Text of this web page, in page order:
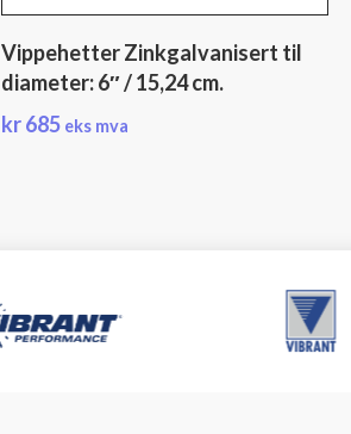
Vippehetter Zinkgalvanisert til
diameter: 6″ / 15,24 cm.
kr685 eks mva